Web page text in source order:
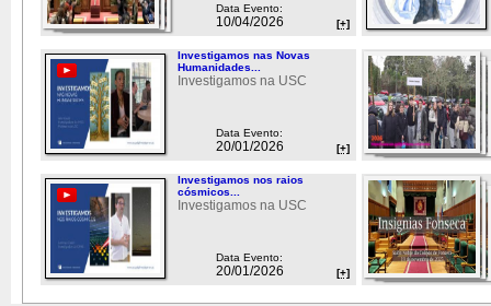
Data Evento:
10/04/2026 [+]
Investigamos nas Novas
Humanidades...
Investigamos na USC
Data Evento:
20/01/2026 [+]
Investigamos nos raios
cósmicos...
Investigamos na USC
Data Evento:
20/01/2026 [+]